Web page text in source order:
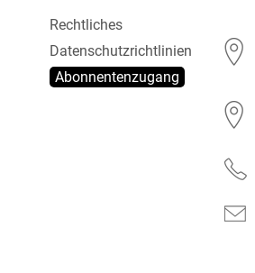
Rechtliches
Datenschutzrichtlinien
Abonnentenzugang